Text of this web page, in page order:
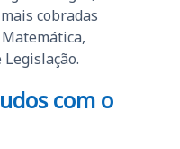
cobradas
com o